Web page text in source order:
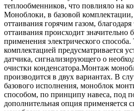
теплообменников, что повлияло на
Моноблоки, в базовой комплектации,
оттаивания горячим газом,
оттаивания происходит значительно
применения электрического
комплектацией предусматривается
датчика, сигнализирующего о
очистки конденсатора.Монтаж
производится в двух вариантах. В
базового исполнения, моноблок
способом, по принципу навеса, под
дополнительная опция применяется